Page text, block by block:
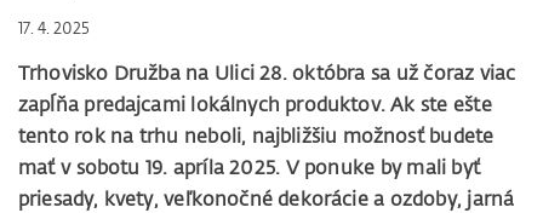
17. 4. 2025
Trhovisko Družba na Ulici 28. októbra sa už čoraz viac
zapĺňa predajcami lokálnych produktov. Ak ste ešte
tento rok na trhu neboli, najbližšiu možnosť budete
mať v sobotu 19. apríla 2025. V ponuke by mali byť
priesady, kvety, veľkonočné dekorácie a ozdoby, jarná